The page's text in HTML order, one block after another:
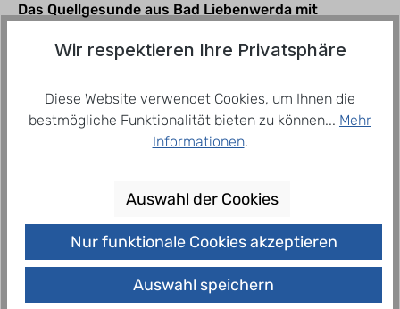
Das Quellgesunde aus Bad Liebenwerda mit
feinperliger Kohlensäure NährwerteAuszug aus
der Analyse des SGS INSTITUT FRESENI…Mehr
Related products
Wir respektieren Ihre Privatsphäre
Diese Website verwendet Cookies, um Ihnen die
bestmögliche Funktionalität bieten zu können... Mehr
Informationen.
Auswahl der Cookies
Nur funktionale Cookies akzeptieren
Auswahl speichern